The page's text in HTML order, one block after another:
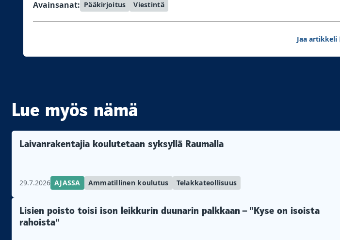
Avainsanat: Pääkirjoitus Viestintä
Jaa artikkeli
Lue myös nämä
Laivanrakentajia koulutetaan syksyllä Raumalla
29.7.2026 AJASSA Ammatillinen koulutus Telakkateollisuus
Lisien poisto toisi ison leikkurin duunarin palkkaan – ”Kyse on isoista
rahoista”